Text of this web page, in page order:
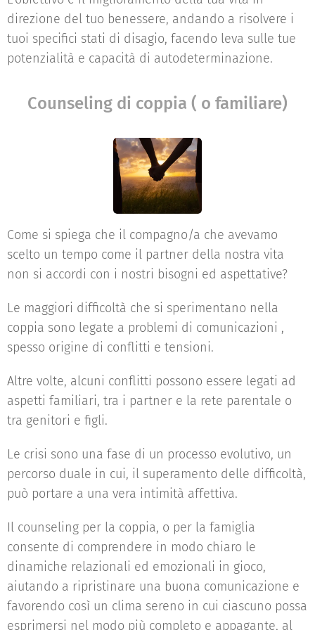
direzione del tuo benessere, andando a risolvere i
tuoi specifici stati di disagio, facendo leva sulle tue
potenzialità e capacità di autodeterminazione.
Counseling di coppia ( o familiare)
Come si spiega che il compagno/a che avevamo
scelto un tempo come il partner della nostra vita
non si accordi con i nostri bisogni ed aspettative?
Le maggiori difficoltà che si sperimentano nella
coppia sono legate a problemi di comunicazioni ,
spesso origine di conflitti e tensioni.
Altre volte, alcuni conflitti possono essere legati ad
aspetti familiari, tra i partner e la rete parentale o
tra genitori e figli.
Le crisi sono una fase di un processo evolutivo, un
percorso duale in cui, il superamento delle difficoltà,
può portare a una vera intimità affettiva.
Il counseling per la coppia, o per la famiglia
consente di comprendere in modo chiaro le
dinamiche relazionali ed emozionali in gioco,
aiutando a ripristinare una buona comunicazione e
favorendo così un clima sereno in cui ciascuno possa
esprimersi nel modo più completo e appagante, al